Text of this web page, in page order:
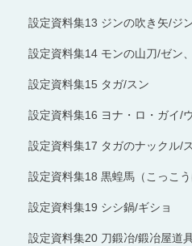
設定資料集13 ジンの吹き矢/ジ
設定資料集14 モンの山刀/ゼン
設定資料集15 タガ/スン
設定資料集16 ヨナ・ロ・ガイ/
設定資料集17 タガのナックル/
設定資料集18 黒蝗馬（こっこ
設定資料集19 シシ鍋/ギショ
設定資料集20 刀鍛冶/鍛冶屋道